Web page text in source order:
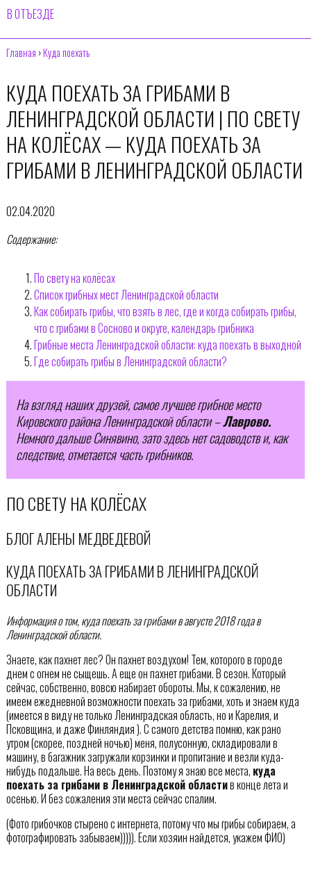
В ОТЪЕЗДЕ
Главная ›Куда поехать
КУДА ПОЕХАТЬ ЗА ГРИБАМИ В
ЛЕНИНГРАДСКОЙ ОБЛАСТИ | ПО СВЕТУ
НА КОЛЁСАХ — КУДА ПОЕХАТЬ ЗА
ГРИБАМИ В ЛЕНИНГРАДСКОЙ ОБЛАСТИ
02.04.2020
Содержание:
По свету на колёсах
Список грибных мест Ленинградской области
Как собирать грибы, что взять в лес, где и когда собирать грибы,
что с грибами в Сосново и округе, календарь грибника
Грибные места Ленинградской области: куда поехать в выходной
Где собирать грибы в Ленинградской области?
На взгляд наших друзей, самое лучшее грибное место
Кировского района Ленинградской области –Лаврово.
Немного дальше Синявино, зато здесь нет садоводств и, как
следствие, отметается часть грибников.
ПО СВЕТУ НА КОЛЁСАХ
БЛОГ АЛЕНЫ МЕДВЕДЕВОЙ
КУДА ПОЕХАТЬ ЗА ГРИБАМИ В ЛЕНИНГРАДСКОЙ
ОБЛАСТИ
Информация о том, куда поехать за грибами в августе 2018 года в
Ленинградской области.
Знаете, как пахнет лес? Он пахнет воздухом! Тем, которого в городе
днем с огнем не сыщешь. А еще он пахнет грибами. В сезон. Который
сейчас, собственно, вовсю набирает обороты. Мы, к сожалению, не
имеем ежедневной возможности поехать за грибами, хоть и знаем куда
(имеется в виду не только Ленинградская область, но и Карелия, и
Псковщина, и даже Финляндия ). С самого детства помню, как рано
утром (скорее, поздней ночью) меня, полусонную, складировали в
машину, в багажник загружали корзинки и пропитание и везли куда-
нибудь подальше. На весь день. Поэтому я знаю все места, куда
поехать за грибами в Ленинградской областив конце лета и
осенью. И без сожаления эти места сейчас спалим.
(Фото грибочков стырено с интернета, потому что мы грибы собираем, а
фотографировать забываем))))). Если хозяин найдется, укажем ФИО)